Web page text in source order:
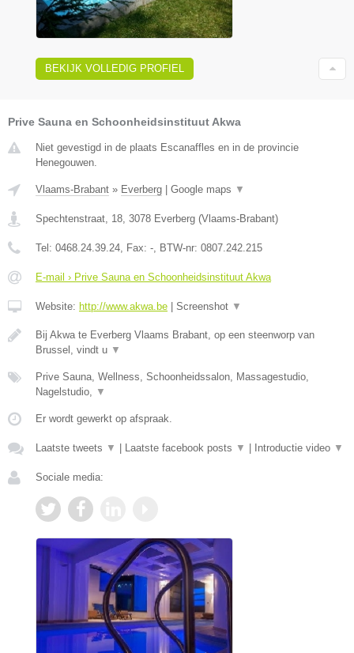
BEKIJK VOLLEDIG PROFIEL
Prive Sauna en Schoonheidsinstituut Akwa
Niet gevestigd in de plaats Escanaffles en in de provincie
Henegouwen.
Vlaams-Brabant » Everberg Google maps ▼
Spechtenstraat, 18, 3078 Everberg (Vlaams-Brabant)
Tel: 0468.24.39.24, Fax: -, BTW-nr: 0807.242.215
E-mail › Prive Sauna en Schoonheidsinstituut Akwa
Website: http://www.akwa.be Screenshot ▼
Bij Akwa te Everberg Vlaams Brabant, op een steenworp van
Brussel, vindt u ▼
Prive Sauna, Wellness, Schoonheidssalon, Massagestudio,
Nagelstudio, ▼
Er wordt gewerkt op afspraak.
Laatste tweets ▼ Laatste facebook posts ▼ Introductie video ▼
Sociale media: